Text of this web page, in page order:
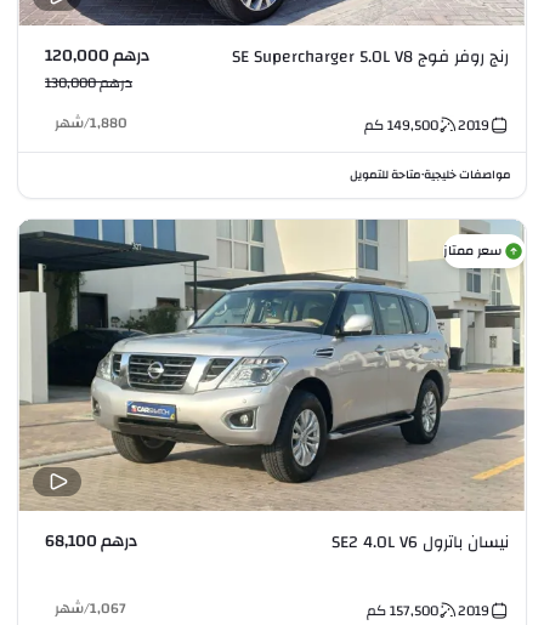
رنج روفر فوج SE Supercharger 5.0L V8 درهم 120,000
درهم 130,000
2019
149,500كم 1,880
/شهر
مواصفات خليجية•متاحة للتمويل
سعر ممتاز
نيسان باترول SE2 4.0L V6 درهم 68,100
2019
157,500كم 1,067
/شهر